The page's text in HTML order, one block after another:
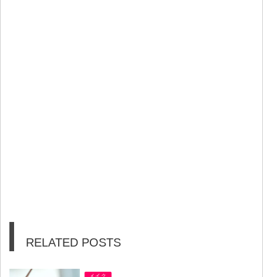
RELATED POSTS
メイク